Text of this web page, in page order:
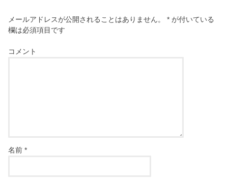
メールアドレスが公開されることはありません。 * が付いている
欄は必須項目です
コメント
名前*